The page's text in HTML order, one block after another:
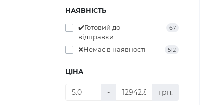
НАЯВНІСТЬ
✔️Готовий до
відправки
67
❌Немає в наявності 512
ЦІНА
- грн.